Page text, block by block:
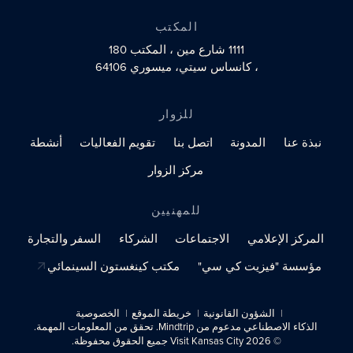
المكتب
1111 شارع مين
، المكتب 180
، كانساس سيتي، ميسوري 64106
للزوار
نبذة عنا
المدونة اتصل بنا تقويم الفعاليات
أنشطة
مركز الزوار
للمهنيين
المركز الإعلامي
الاجتماعات الشركاء
السفر والتجارة
مؤسسة "فيزيت كي سي"
مكتب كينغستون السينمائي
الشؤون القانونية خريطة الموقع
الخصوصية
الذكاء الاصطناعي مدعوم من Mindtrip. تحقق من المعلومات المهمة.
© 2026 Visit Kansas City جميع الحقوق محفوظة.